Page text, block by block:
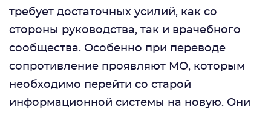
требует достаточных усилий, как со
стороны руководства, так и врачебного
сообщества. Особенно при переводе
сопротивление проявляют МО, которым
необходимо перейти со старой
информационной системы на новую. Они